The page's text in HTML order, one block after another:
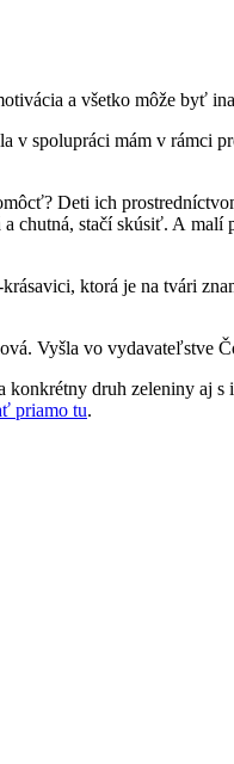
a všetko môže byť
spolupráci mám v rámci
Deti ich
chutná, stačí skúsiť. A malí
ktorá je na tvári
Vyšla vo vydavateľstve
druh zeleniny aj
priamo tu.